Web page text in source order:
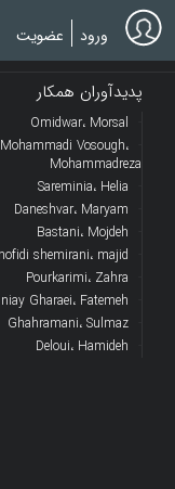
Skip
to
main
ورود عضویت
پدیدآوران همکار
Mohammadi Vosough،
Mohammadreza